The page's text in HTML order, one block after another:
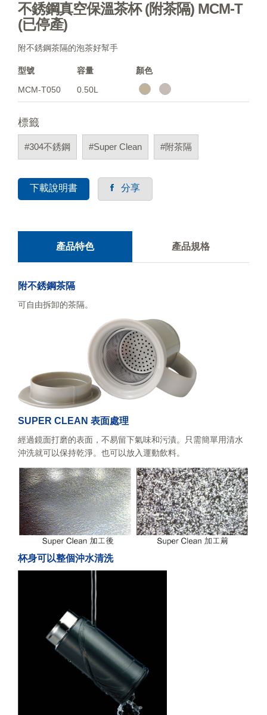
不銹鋼真空保溫茶杯 (附茶隔) MCM-T
(已停產)
附不銹鋼茶隔的泡茶好幫手
型號 容量
顏色
MCM-T050
0.50L
標籤
#304不銹鋼 #Super Clean #附茶隔
下載說明書 分享
產品特色 產品規格
附不銹鋼茶隔
可自由拆卸的茶隔。
SUPER CLEAN 表面處理
經過鏡面打磨的表面，不易留下氣味和污漬。只需簡單用清水
沖洗就可以保持乾淨。也可以放入運動飲料。
杯身可以整個沖水清洗